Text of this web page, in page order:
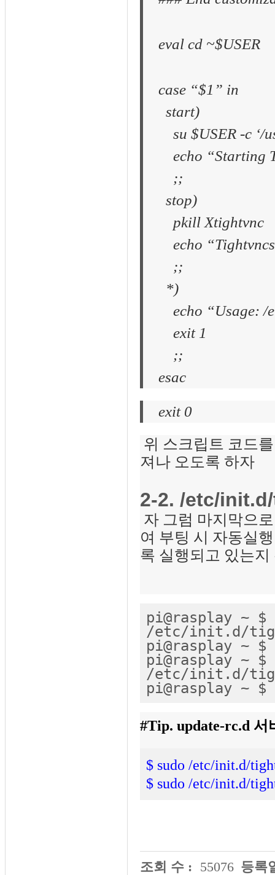
eval cd ~$USER
case “$1” in
start)
su $USER -c ‘/
echo “Starting
;;
stop)
pkill Xtightvnc
echo
;;
*)
echo “Usage: /
exit 1
;;
esac
exit 0
위 스크립트 코드
져나 오도록 하자
2-2. /etc/
자 그럼 마지막으
여 부팅 시 자동실
록 실행되고 있는
pi@rasplay ~
/etc/init.d/
pi@rasplay ~
pi@rasplay ~
/etc/init.d/
pi@rasplay ~ $
#Tip. update-rc.d 서
$ sudo /etc/init.d/
$ sudo /etc/init.d/
조회 수 : 55076 등록